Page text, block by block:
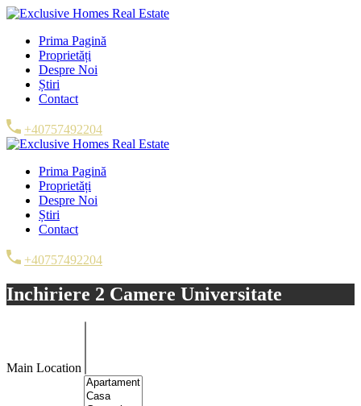
Prima Pagină
Proprietăți
Despre Noi
Știri
Contact
+40757492204
Prima Pagină
Proprietăți
Despre Noi
Știri
Contact
+40757492204
Inchiriere 2 Camere Universitate
Main Location